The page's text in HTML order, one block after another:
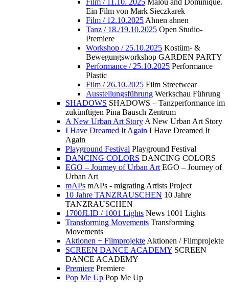
Film / 11.10. 2025 Malou and Dominique.
Ein Film von Mark Sieczkarek
Film / 12.10.2025 Ahnen ahnen
Tanz / 18./19.10.2025 Open Studio-
Premiere
Workshop / 25.10.2025 Kostüm- &
Bewegungsworkshop GARDEN PARTY
Performance / 25.10.2025 Performance
Plastic
Film / 26.10.2025 Film Streetwear
Ausstellungsführung Werkschau Führung
SHADOWS SHADOWS – Tanzperformance im
zukünftigen Pina Bausch Zentrum
A New Urban Art Story A New Urban Art Story
I Have Dreamed It Again I Have Dreamed It
Again
Playground Festival Playground Festival
DANCING COLORS DANCING COLORS
EGO – Journey of Urban Art EGO – Journey of
Urban Art
mAPs mAPs - migrating Artists Project
10 Jahre TANZRAUSCHEN 10 Jahre
TANZRAUSCHEN
1700JLID / 1001 Lights News 1001 Lights
Transforming Movements Transforming
Movements
Aktionen + Filmprojekte Aktionen / Filmprojekte
SCREEN DANCE ACADEMY SCREEN
DANCE ACADEMY
Premiere Premiere
Pop Me Up Pop Me Up